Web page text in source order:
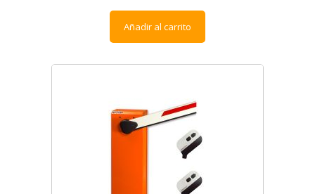
Añadir al carrito